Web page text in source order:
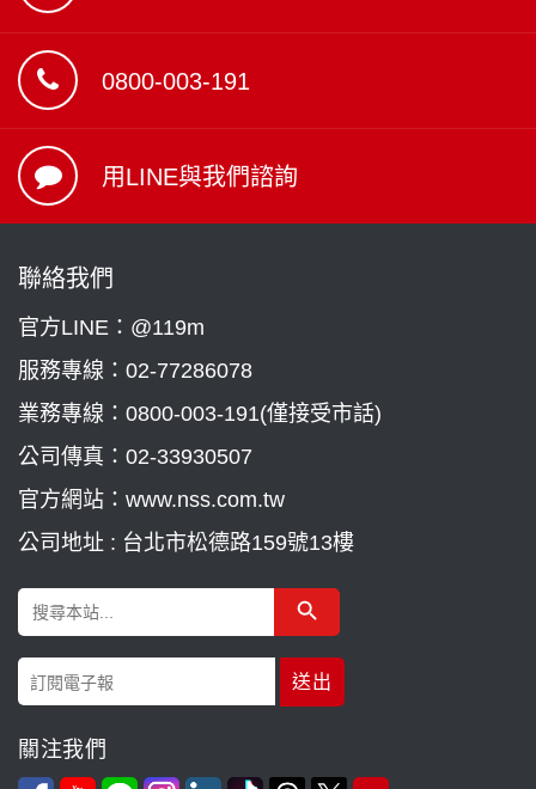
0800-003-191
用LINE與我們諮詢
聯絡我們
官方LINE：@119m
服務專線： 02-77286078
業務專線： 0800-003-191(僅接受市話)
公司傳真：02-33930507
官方網站：www.nss.com.tw
公司地址 : 台北市松德路159號13樓
Search
for:
Search Button
關注我們